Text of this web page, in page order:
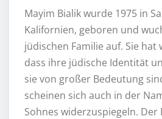
Mayim Bialik wurde 1975 in
Kalifornien, geboren und
jüdischen Familie auf. Sie
dass ihre jüdische Identität
sie von großer Bedeutung
scheinen sich auch in der
Sohnes widerzuspiegeln. Der